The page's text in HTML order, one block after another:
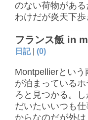
のない荷物があ
わけだが炎天下歩
フランス飯 in
日記| (0)
Montpellierとい
が泊まっている
ろと見つかる。
だいたいいつも
からなのだが外